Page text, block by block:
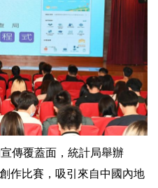
傳覆蓋面，統計局舉辦
作比賽，吸引來自中國內地